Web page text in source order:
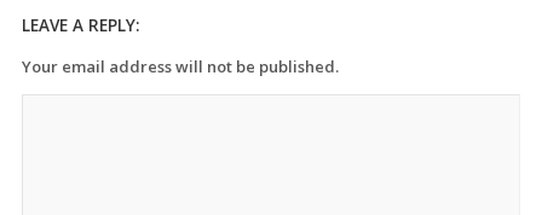
LEAVE A REPLY:
Your email address will not be published.